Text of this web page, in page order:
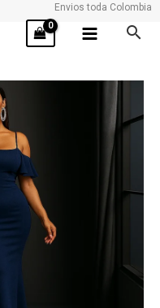
Envios toda Colombia